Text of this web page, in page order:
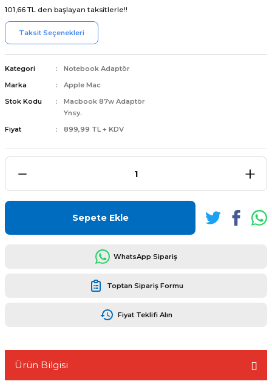
101,66 TL den başlayan taksitlerle!!
Taksit Seçenekleri
Kategori
Notebook Adaptör
Marka
Apple Mac
Stok Kodu
Macbook 87w Adaptör
Ynsy.
Fiyat
899,99 TL + KDV
Sepete Ekle
WhatsApp Sipariş
Toptan Sipariş Formu
Fiyat Teklifi Alın
Ürün Bilgisi